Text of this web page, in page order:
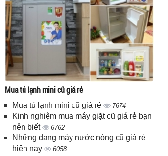
Mua tủ lạnh mini cũ giá rẻ
Mua tủ lạnh mini cũ giá rẻ 7674
Kinh nghiệm mua máy giặt cũ giá rẻ bạn
nên biết
6762
Những dạng máy nước nóng cũ giá rẻ
hiện nay
6058